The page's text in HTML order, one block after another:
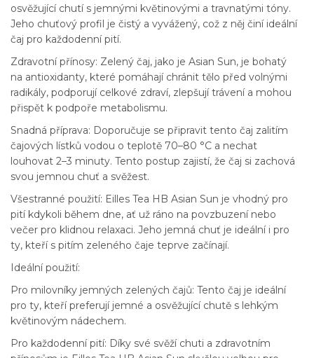
osvěžující chutí s jemnými květinovými a travnatými tóny.
Jeho chuťový profil je čistý a vyvážený, což z něj činí ideální
čaj pro každodenní pití.
Zdravotní přínosy: Zelený čaj, jako je Asian Sun, je bohatý
na antioxidanty, které pomáhají chránit tělo před volnými
radikály, podporují celkové zdraví, zlepšují trávení a mohou
přispět k podpoře metabolismu.
Snadná příprava: Doporučuje se připravit tento čaj zalitím
čajových lístků vodou o teplotě 70–80 °C a nechat
louhovat 2–3 minuty. Tento postup zajistí, že čaj si zachová
svou jemnou chuť a svěžest.
Všestranné použití: Eilles Tea HB Asian Sun je vhodný pro
pití kdykoli během dne, ať už ráno na povzbuzení nebo
večer pro klidnou relaxaci. Jeho jemná chuť je ideální i pro
ty, kteří s pitím zeleného čaje teprve začínají.
Ideální použití:
Pro milovníky jemných zelených čajů: Tento čaj je ideální
pro ty, kteří preferují jemné a osvěžující chutě s lehkým
květinovým nádechem.
Pro každodenní pití: Díky své svěží chuti a zdravotním